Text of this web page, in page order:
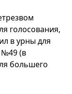
голосования,
в урны для
№49 (в
большего